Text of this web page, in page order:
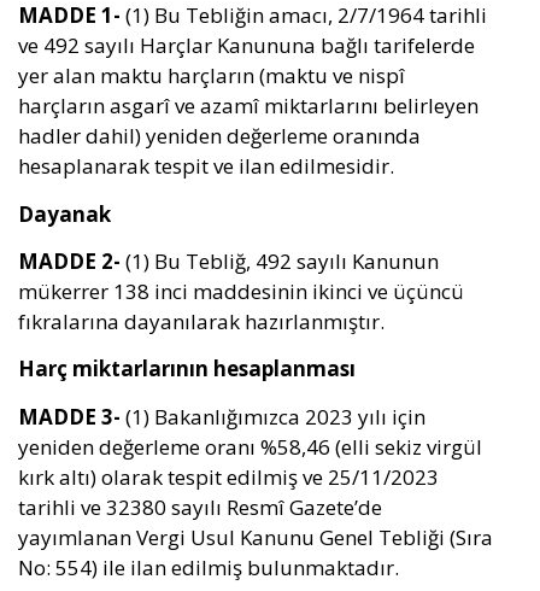
MADDE 1- (1) Bu Tebliğin amacı, 2/7/1964 tarihli
ve 492 sayılı Harçlar Kanununa bağlı tarifelerde
yer alan maktu harçların (maktu ve nispî
harçların asgarî ve azamî miktarlarını belirleyen
hadler dahil) yeniden değerleme oranında
hesaplanarak tespit ve ilan edilmesidir.
Dayanak
MADDE 2- (1) Bu Tebliğ, 492 sayılı Kanunun
mükerrer 138 inci maddesinin ikinci ve üçüncü
fıkralarına dayanılarak hazırlanmıştır.
Harç miktarlarının hesaplanması
MADDE 3- (1) Bakanlığımızca 2023 yılı için
yeniden değerleme oranı %58,46 (elli sekiz virgül
kırk altı) olarak tespit edilmiş ve 25/11/2023
tarihli ve 32380 sayılı Resmî Gazete’de
yayımlanan Vergi Usul Kanunu Genel Tebliği (Sıra
No: 554) ile ilan edilmiş bulunmaktadır.